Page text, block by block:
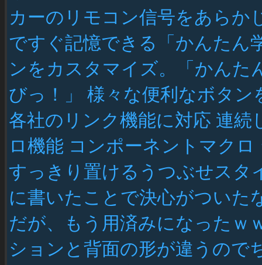
カーのリモコン信号をあらか
ですぐ記憶できる「かんたん
ンをカスタマイズ。「かんた
びっ！」 様々な便利なボタ
各社のリンク機能に対応 連
ロ機能 コンポーネントマク
すっきり置けるうつぶせスタ
に書いたことで決心がつい
だが、もう用済みになったｗ
ションと背面の形が違うので